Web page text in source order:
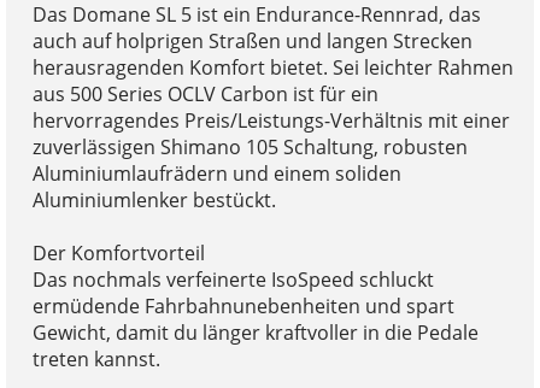
Das Domane SL 5 ist ein Endurance-Rennrad, das
auch auf holprigen Straßen und langen Strecken
herausragenden Komfort bietet. Sei leichter Rahmen
aus 500 Series OCLV Carbon ist für ein
hervorragendes Preis/Leistungs-Verhältnis mit einer
zuverlässigen Shimano 105 Schaltung, robusten
Aluminiumlaufrädern und einem soliden
Aluminiumlenker bestückt.
Der Komfortvorteil
Das nochmals verfeinerte IsoSpeed schluckt
ermüdende Fahrbahnunebenheiten und spart
Gewicht, damit du länger kraftvoller in die Pedale
treten kannst.